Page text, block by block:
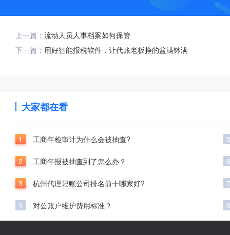
上一篇： 流动人员人事档案如何保管
下一篇： 用好智能报税软件，让代账老板挣的盆满钵满
大家都在看
1 工商年检审计为什么会被抽查?
2 工商年报被抽查到了怎么办？
3 杭州代理记账公司排名前十哪家好?
4 对公账户维护费用标准？
5
6
7
8